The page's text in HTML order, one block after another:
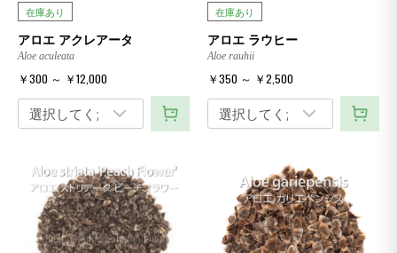
在庫あり
アロエ アクレアータ
Aloe aculeata
￥300 ～ ￥12,000
在庫あり
アロエ ラウヒー
Aloe rauhii
￥350 ～ ￥2,500